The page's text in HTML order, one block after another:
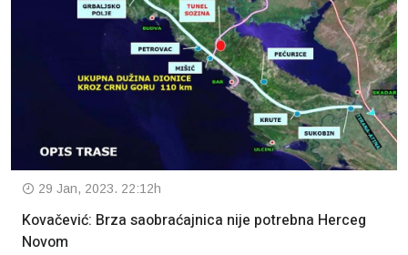
29 Jan, 2023. 22:12h
Kovačević: Brza saobraćajnica nije potrebna Herceg
Novom